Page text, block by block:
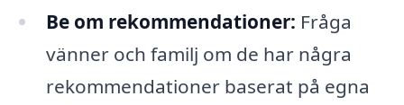
Be om rekommendationer: Fråga
vänner och familj om de har några
rekommendationer baserat på egna